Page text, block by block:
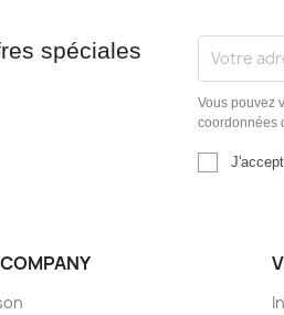
spéciales
Vous pouvez
coordonnées